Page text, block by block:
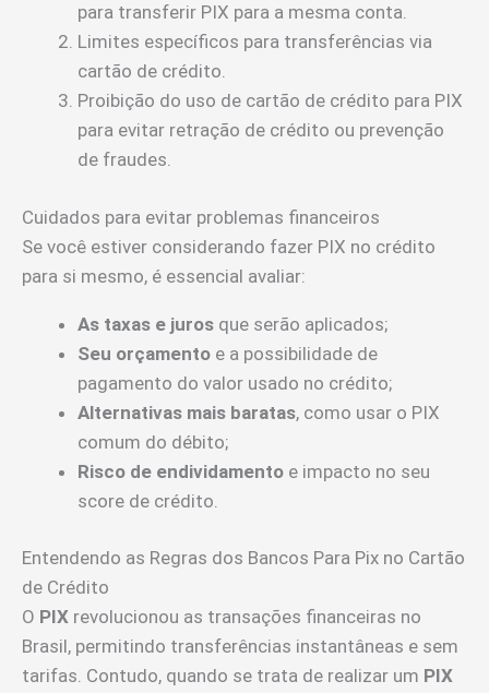
para transferir PIX para a mesma conta.
Limites específicos para transferências via
cartão de crédito.
Proibição do uso de cartão de crédito para PIX
para evitar retração de crédito ou prevenção
de fraudes.
Cuidados para evitar problemas financeiros
Se você estiver considerando fazer PIX no crédito
para si mesmo, é essencial avaliar:
As taxas e juros que serão aplicados;
Seu orçamento e a possibilidade de
pagamento do valor usado no crédito;
Alternativas mais baratas, como usar o PIX
comum do débito;
Risco de endividamento e impacto no seu
score de crédito.
Entendendo as Regras dos Bancos Para Pix no Cartão
de Crédito
O PIX revolucionou as transações financeiras no
Brasil, permitindo transferências instantâneas e sem
tarifas. Contudo, quando se trata de realizar um PIX